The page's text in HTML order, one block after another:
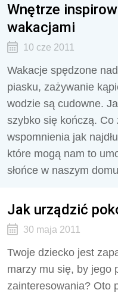
Wnętrze
wakacjami
10 cze 2011
Wakacje spędzone
piasku, zażywanie
wodzie są cudowne.
szybko się kończą.
wspomnienia jak
które mogą nam to
słońce w naszym
Jak urządzić
30 maja 2011
Twoje dziecko jest
marzy mu się, by jego
zainteresowania? Oto